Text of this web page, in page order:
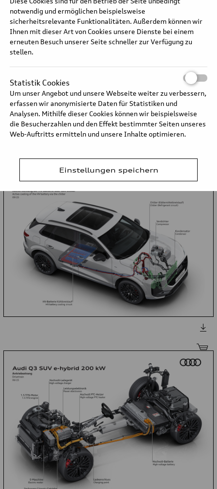
notwendig und ermöglichen beispielsweise
sicherheitsrelevante Funktionalitäten. Außerdem können wir
Ihnen mit dieser Art von Cookies unsere Dienste bei einem
erneuten Besuch unserer Seite schneller zur Verfügung zu
stellen.
Statistik Cookies
Um unser Angebot und unsere Webseite weiter zu verbessern,
erfassen wir anonymisierte Daten für Statistiken und
Analysen. Mithilfe dieser Cookies können wir beispielsweise
die Besucherzahlen und den Effekt bestimmter Seiten unseres
Web-Auftritts ermitteln und unsere Inhalte optimieren.
Einstellungen speichern